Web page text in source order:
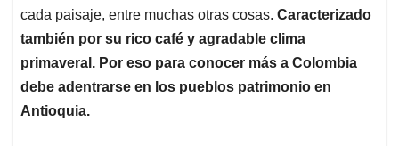
cada paisaje, entre muchas otras cosas. Caracterizado
también por su rico café y agradable clima
primaveral. Por eso para conocer más a Colombia
debe adentrarse en los pueblos patrimonio en
Antioquia.